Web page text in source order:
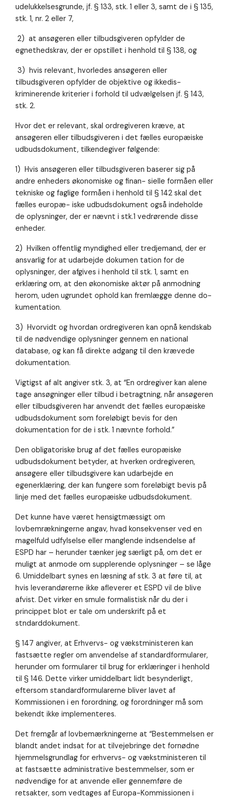
udelukkelsesgrunde, jf. § 133, stk. 1 eller 3, samt de i § 135,
stk. 1, nr. 2 eller 7,
2) at ansøgeren eller tilbudsgiveren opfylder de
egnethedskrav, der er opstillet i henhold til § 138, og
3) hvis relevant, hvorledes ansøgeren eller
tilbudsgiveren opfylder de objektive og ikkedis-
kriminerende kriterier i forhold til udvælgelsen jf. § 143,
stk. 2.
Hvor det er relevant, skal ordregiveren kræve, at
ansøgeren eller tilbudsgiveren i det fælles europæiske
udbudsdokument, tilkendegiver følgende:
1) Hvis ansøgeren eller tilbudsgiveren baserer sig på
andre enheders økonomiske og finan- sielle formåen eller
tekniske og faglige formåen i henhold til § 142 skal det
fælles europæ- iske udbudsdokument også indeholde
de oplysninger, der er nævnt i stk.1 vedrørende disse
enheder.
2) Hvilken offentlig myndighed eller tredjemand, der er
ansvarlig for at udarbejde dokumen tation for de
oplysninger, der afgives i henhold til stk. 1, samt en
erklæring om, at den økonomiske aktør på anmodning
herom, uden ugrundet ophold kan fremlægge denne do-
kumentation.
3) Hvorvidt og hvordan ordregiveren kan opnå kendskab
til de nødvendige oplysninger gennem en national
database, og kan få direkte adgang til den krævede
dokumentation.
Vigtigst af alt angiver stk. 3, at “En ordregiver kan alene
tage ansøgninger eller tilbud i betragtning, når ansøgeren
eller tilbudsgiveren har anvendt det fælles europæiske
udbudsdokument som foreløbigt bevis for den
dokumentation for de i stk. 1 nævnte forhold.”
Den obligatoriske brug af det fælles europæiske
udbudsdokument betyder, at hverken ordregiveren,
ansøgere eller tilbudsgivere kan udarbejde en
egenerklæring, der kan fungere som foreløbigt bevis på
linje med det fælles europæiske udbudsdokument.
Det kunne have været hensigtmæssigt om
lovbemrækningerne angav, hvad konsekvenser ved en
magelfuld udfylselse eller manglende indsendelse af
ESPD har – herunder tænker jeg særligt på, om det er
muligt at anmode om supplerende oplysninger – se låge
6. Umiddelbart synes en læsning af stk. 3 at føre til, at
hvis leverandørerne ikke afleverer et ESPD vil de blive
afvist. Det virker en smule formalistisk når du der i
princippet blot er tale om underskrift på et
stndarddokument.
§ 147 angiver, at Erhvervs- og vækstministeren kan
fastsætte regler om anvendelse af standardformularer,
herunder om formularer til brug for erklæringer i henhold
til § 146. Dette virker umiddelbart lidt besynderligt,
eftersom standardformularerne bliver lavet af
Kommissionen i en forordning, og forordninger må som
bekendt ikke implementeres.
Det fremgår af lovbemærkningerne at “Bestemmelsen er
blandt andet indsat for at tilvejebringe det fornødne
hjemmelsgrundlag for erhvervs- og vækstministeren til
at fastsætte administrative bestemmelser, som er
nødvendige for at anvende eller gennemføre de
retsakter, som vedtages af Europa-Kommissionen i